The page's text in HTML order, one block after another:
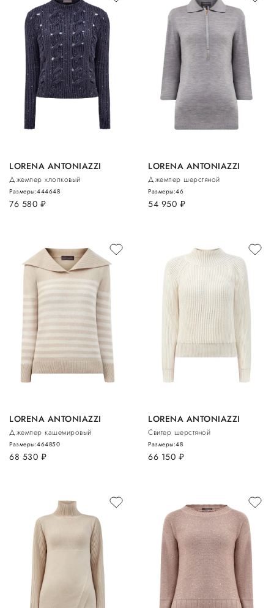
LORENA ANTONIAZZI
Джемпер хлопковый
76 580 руб.
Размеры:444648
LORENA ANTONIAZZI
Джемпер шерстяной
54 950 руб.
Размеры:46
LORENA ANTONIAZZI
Джемпер кашемировый
68 530 руб.
Размеры:464850
LORENA ANTONIAZZI
Свитер шерстяной
66 150 руб.
Размеры:48